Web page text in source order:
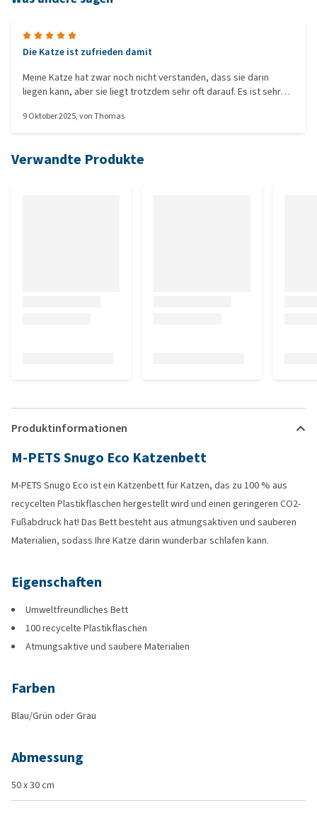
Die Katze ist zufrieden damit
Meine Katze hat zwar noch nicht verstanden, dass sie darin
liegen kann, aber sie liegt trotzdem sehr oft darauf. Es ist sehr
bequem, besonders jetzt, wo es wieder kälter wird.
9 Oktober 2025, vonThomas
Verwandte Produkte
Produktinformationen
M-PETS Snugo Eco Katzenbett
M-PETS Snugo Eco ist ein Katzenbett für Katzen, das zu 100 % aus
recycelten Plastikflaschen hergestellt wird und einen geringeren CO2-
Fußabdruck hat! Das Bett besteht aus atmungsaktiven und sauberen
Materialien, sodass Ihre Katze darin wunderbar schlafen kann.
Eigenschaften
Umweltfreundliches Bett
100 recycelte Plastikflaschen
Atmungsaktive und saubere Materialien
Farben
Blau/Grün oder Grau
Abmessung
50 x 30 cm